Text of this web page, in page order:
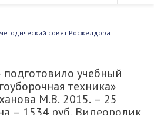
совет Росжелдора
учебный
техника»
М.В. 2015. – 25